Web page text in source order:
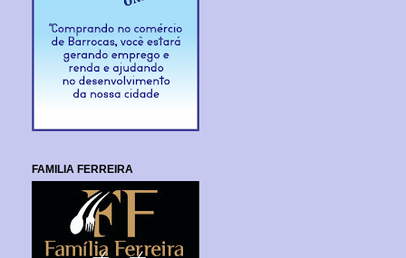
FAMILIA FERREIRA